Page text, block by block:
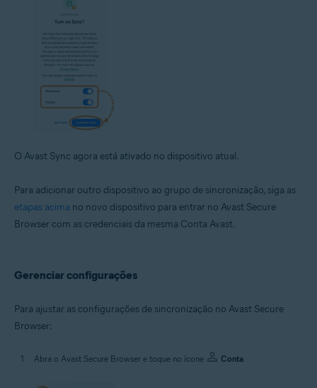
O Avast Sync agora está ativado no dispositivo atual.
Para adicionar outro dispositivo ao grupo de sincronização, siga as
etapas acima no novo dispositivo para entrar no Avast Secure
Browser com as credenciais da mesma Conta Avast.
Gerenciar configurações
Para ajustar as configurações de sincronização no Avast Secure
Browser:
Abra o Avast Secure Browser e toque no ícone Conta